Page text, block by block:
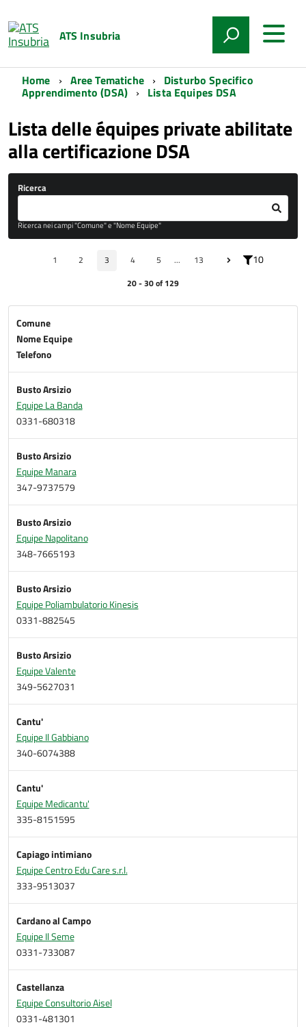
ATS Insubria
Home Aree Tematiche Disturbo Specifico
Apprendimento (DSA) Lista Equipes DSA
Lista delle équipes private abilitate
alla certificazione DSA
Ricerca
Ricerca nei campi "Comune" e "Nome Equipe"
1 2 3 4 5 ... 13 10
20 - 30 of 129
Comune
Nome Equipe
Telefono
Busto Arsizio
Equipe La Banda
0331-680318
Busto Arsizio
Equipe Manara
347-9737579
Busto Arsizio
Equipe Napolitano
348-7665193
Busto Arsizio
Equipe Poliambulatorio Kinesis
0331-882545
Busto Arsizio
Equipe Valente
349-5627031
Cantu'
Equipe Il Gabbiano
340-6074388
Cantu'
Equipe Medicantu'
335-8151595
Capiago intimiano
Equipe Centro Edu Care s.r.l.
333-9513037
Cardano al Campo
Equipe Il Seme
0331-733087
Castellanza
Equipe Consultorio Aisel
0331-481301